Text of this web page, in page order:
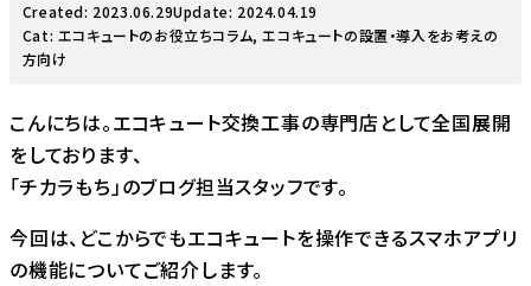
Created: 2023.06.29Update: 2024.04.19
Cat: エコキュートのお役立ちコラム,エコキュートの設置・導入をお考えの
方向け
こんにちは。エコキュート交換工事の専門店として全国展開
をしております、
「チカラもち」のブログ担当スタッフです。
今回は、どこからでもエコキュートを操作できるスマホアプリ
の機能についてご紹介します。